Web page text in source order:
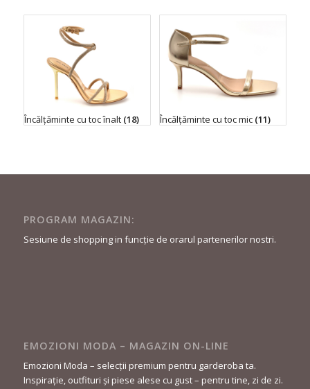
Încălțăminte cu toc înalt (18) Încălțăminte cu toc mic (11)
PROGRAM MAGAZIN:
Sesiune de shopping in funcție de orarul partenerilor nostri.
EMOZIONI MODA – MAGAZIN ON-LINE
Emozioni Moda – selecții premium pentru garderoba ta.
Inspirație, outfituri și piese alese cu gust – pentru tine, zi de zi.